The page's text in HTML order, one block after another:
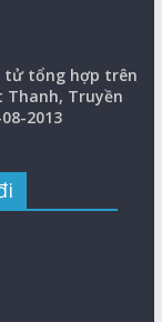
tử tổng hợp trên
Thanh, Truyền
2013